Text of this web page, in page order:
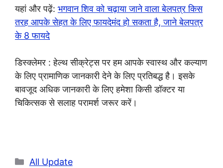
यहां और पढ़ें: भगवान शिव को चढ़ाया जाने वाला बेलपत्र किस
तरह आपके सेहत के लिए फायदेमंद हो सकता है, जाने बेलपत्र
के 8 फायदे
डिस्क्लेमर : हेल्थ सीक्रेट्स पर हम आपके स्वास्थ और कल्याण
के लिए प्रामाणिक जानकारी देने के लिए प्रतिबद्ध है। इसके
बावजूद अधिक जानकारी के लिए हमेशा किसी डॉक्टर या
चिकित्सक से सलाह परामर्श जरूर करें।
Categories
All Update